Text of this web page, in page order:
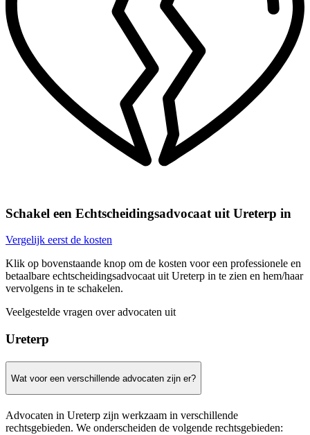
Schakel een Echtscheidingsadvocaat uit Ureterp in
Vergelijk eerst de kosten
Klik op bovenstaande knop om de kosten voor een professionele en
betaalbare echtscheidingsadvocaat uit Ureterp in te zien en hem/haar
vervolgens in te schakelen.
Veelgestelde vragen over advocaten uit
Ureterp
Wat voor een verschillende advocaten zijn er?
Advocaten in Ureterp zijn werkzaam in verschillende
rechtsgebieden. We onderscheiden de volgende rechtsgebieden: